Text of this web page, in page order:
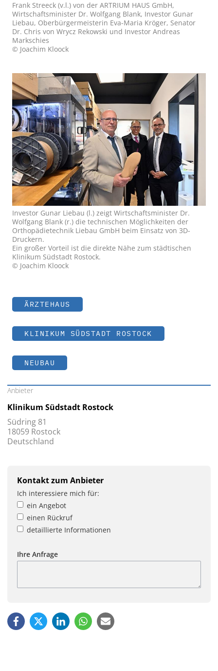
Frank Streeck (v.l.) von der ARTRIUM HAUS GmbH,
Wirtschaftsminister Dr. Wolfgang Blank, Investor Gunar
Liebau, Oberbürgermeisterin Eva-Maria Kröger, Senator
Dr. Chris von Wrycz Rekowski und Investor Andreas
Markschies
© Joachim Kloock
Investor Gunar Liebau (l.) zeigt Wirtschaftsminister Dr.
Wolfgang Blank (r.) die technischen Möglichkeiten der
Orthopädietechnik Liebau GmbH beim Einsatz von 3D-
Druckern.
Ein großer Vorteil ist die direkte Nähe zum städtischen
Klinikum Südstadt Rostock.
© Joachim Kloock
ÄRZTEHAUS
KLINIKUM SÜDSTADT ROSTOCK
NEUBAU
Anbieter
Klinikum Südstadt Rostock
Südring 81
18059 Rostock
Deutschland
Kontakt zum Anbieter
Ich interessiere mich für:
ein Angebot
einen Rückruf
detaillierte Informationen
Ihre Anfrage